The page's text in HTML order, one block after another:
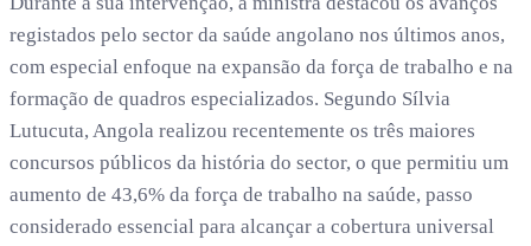
registados pelo sector da saúde angolano nos últimos anos,
com especial enfoque na expansão da força de trabalho e na
formação de quadros especializados. Segundo Sílvia
Lutucuta, Angola realizou recentemente os três maiores
concursos públicos da história do sector, o que permitiu um
aumento de 43,6% da força de trabalho na saúde, passo
considerado essencial para alcançar a cobertura universal